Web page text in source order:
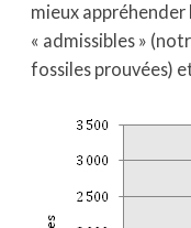
mieux appréhender
« admissibles »
fossiles prouvées)